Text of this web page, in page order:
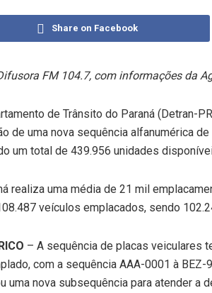
Share on Facebook
FM 104.7, com informações da
de Trânsito do Paraná (Detran-
de uma nova sequência alfanumérica
um total de 439.956 unidades
realiza uma média de 21 mil
veículos emplacados, sendo
– A sequência de placas veiculares
com a sequência AAA-0001 à
uma nova subsequência para atender a